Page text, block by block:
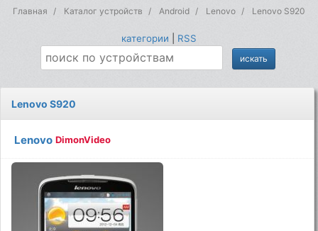
Главная Каталог устройств Android Lenovo Lenovo S920
категории RSS
Lenovo S920
Lenovo DimonVideo